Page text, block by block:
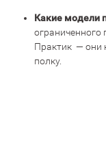
Какие модели
ограниченного
Практик — они
полку.